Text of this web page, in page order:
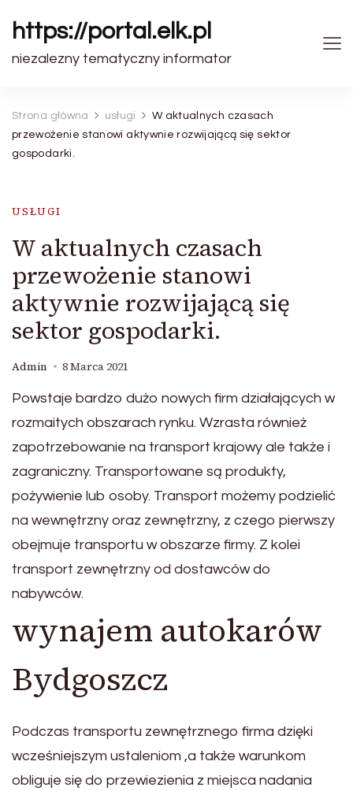
https://portal.elk.pl
niezalezny tematyczny informator
Strona główna usługi
W aktualnych czasach
przewożenie stanowi aktywnie rozwijającą się sektor
gospodarki.
USŁUGI
W aktualnych czasach
przewożenie stanowi
aktywnie rozwijającą się
sektor gospodarki.
Admin 8 Marca 2021
Powstaje bardzo dużo nowych firm działających w
rozmaitych obszarach rynku. Wzrasta również
zapotrzebowanie na transport krajowy ale także i
zagraniczny. Transportowane są produkty,
pożywienie lub osoby. Transport możemy podzielić
na wewnętrzny oraz zewnętrzny, z czego pierwszy
obejmuje transportu w obszarze firmy. Z kolei
transport zewnętrzny od dostawców do
nabywców.
wynajem autokarów
Bydgoszcz
Podczas transportu zewnętrznego firma dzięki
wcześniejszym ustaleniom ,a także warunkom
obliguje się do przewiezienia z miejsca nadania